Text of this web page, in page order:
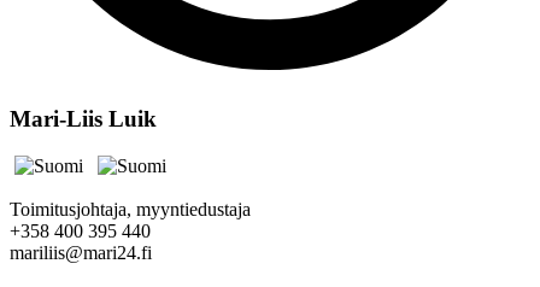
Mari-Liis Luik
Toimitusjohtaja, myyntiedustaja
+358 400 395 440
mariliis@mari24.fi